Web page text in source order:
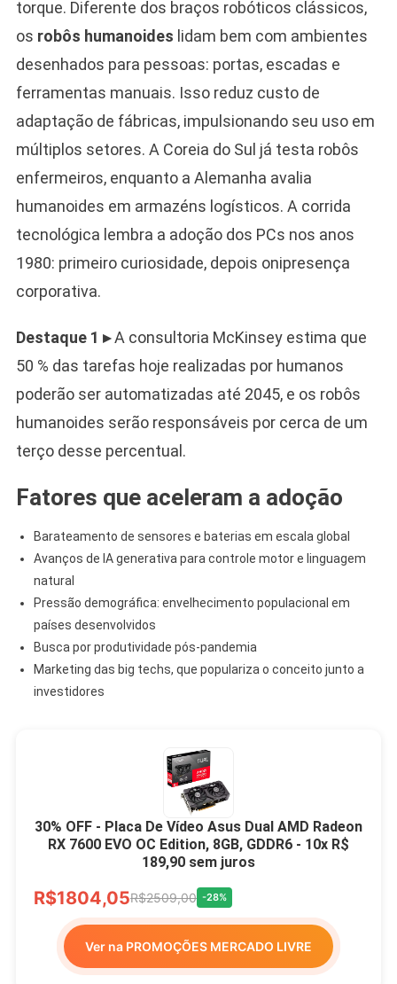
torque. Diferente dos braços robóticos clássicos,
os robôs humanoides lidam bem com ambientes
desenhados para pessoas: portas, escadas e
ferramentas manuais. Isso reduz custo de
adaptação de fábricas, impulsionando seu uso em
múltiplos setores. A Coreia do Sul já testa robôs
enfermeiros, enquanto a Alemanha avalia
humanoides em armazéns logísticos. A corrida
tecnológica lembra a adoção dos PCs nos anos
1980: primeiro curiosidade, depois onipresença
corporativa.
Destaque 1 ▸A consultoria McKinsey estima que
50 % das tarefas hoje realizadas por humanos
poderão ser automatizadas até 2045, e os robôs
humanoides serão responsáveis por cerca de um
terço desse percentual.
Fatores que aceleram a adoção
Barateamento de sensores e baterias em escala global
Avanços de IA generativa para controle motor e linguagem
natural
Pressão demográfica: envelhecimento populacional em
países desenvolvidos
Busca por produtividade pós-pandemia
Marketing das big techs, que populariza o conceito junto a
investidores
30% OFF - Placa De Vídeo Asus Dual AMD Radeon
RX 7600 EVO OC Edition, 8GB, GDDR6 - 10x R$
189,90 sem juros
R$1804,05R$2509,00 -28%
Ver na PROMOÇÕES MERCADO LIVRE